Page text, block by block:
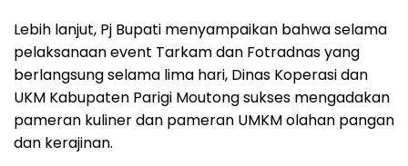
Lebih lanjut, Pj Bupati menyampaikan bahwa selama
pelaksanaan event Tarkam dan Fotradnas yang
berlangsung selama lima hari, Dinas Koperasi dan
UKM Kabupaten Parigi Moutong sukses mengadakan
pameran kuliner dan pameran UMKM olahan pangan
dan kerajinan.